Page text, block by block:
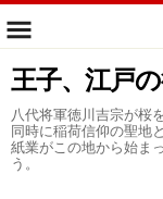
王子、江戸
八代将軍徳川吉宗が桜
同時に稲荷信仰の聖地
紙業がこの地から始ま
う。